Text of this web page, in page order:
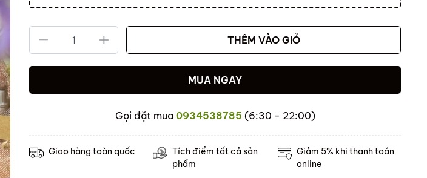
THÊM VÀO GIỎ
MUA NGAY
Gọi đặt mua 0934538785 (6:30 - 22:00)
Giao hàng toàn quốc
Tích điểm tất cả sản
phẩm
Giảm 5% khi thanh toán
online